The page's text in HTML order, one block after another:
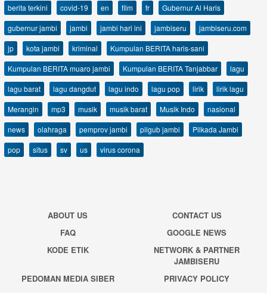
berita terkini
covid-19 en film fr
Gubernur Al Haris
gubernur jambi
jambi jambi hari ini jambiseru
jambiseru.com
jp
kota jambi kriminal
Kumpulan BERITA haris-sani
Kumpulan BERITA muaro jambi
Kumpulan BERITA Tanjabbar
lagu
lagu barat
lagu dangdut lagu indo lagu pop lirik
lirik lagu
Merangin
mp3 musik musik barat Musik Indo
nasional
news
olahraga pemprov jambi pilgub jambi
Pilkada Jambi
pop
situs sv us virus corona
ABOUT US
CONTACT US
FAQ
GOOGLE NEWS
KODE ETIK
NETWORK & PARTNER
JAMBISERU
PEDOMAN MEDIA SIBER
PRIVACY POLICY